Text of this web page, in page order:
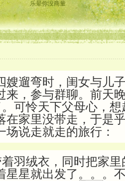
乐晕你没商量
嫂遛弯时，闺女与儿
来，参与群聊。前天
可怜天下父母心，
在家里没带走，于是
场说走就走的旅行：
羽绒衣，同时把家
星星就出发了。。。